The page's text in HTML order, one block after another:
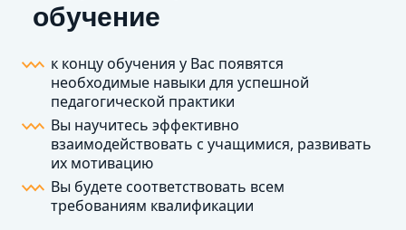
обучение
к концу обучения у Вас появятся
необходимые навыки для успешной
педагогической практики
Вы научитесь эффективно
взаимодействовать с учащимися, развивать
их мотивацию
Вы будете соответствовать всем
требованиям квалификации